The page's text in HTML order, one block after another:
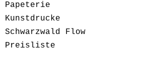
Papeterie
Kunstdrucke
Schwarzwald Flow
Preisliste